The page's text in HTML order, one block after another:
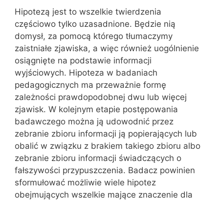
Hipotezą jest to wszelkie twierdzenia
częściowo tylko uzasadnione. Będzie nią
domysł, za pomocą którego tłumaczymy
zaistniałe zjawiska, a więc również uogólnienie
osiągnięte na podstawie informacji
wyjściowych. Hipoteza w badaniach
pedagogicznych ma przeważnie formę
zależności prawdopodobnej dwu lub więcej
zjawisk. W kolejnym etapie postępowania
badawczego można ją udowodnić przez
zebranie zbioru informacji ją popierających lub
obalić w związku z brakiem takiego zbioru albo
zebranie zbioru informacji świadczących o
fałszywości przypuszczenia. Badacz powinien
sformułować możliwie wiele hipotez
obejmujących wszelkie mające znaczenie dla